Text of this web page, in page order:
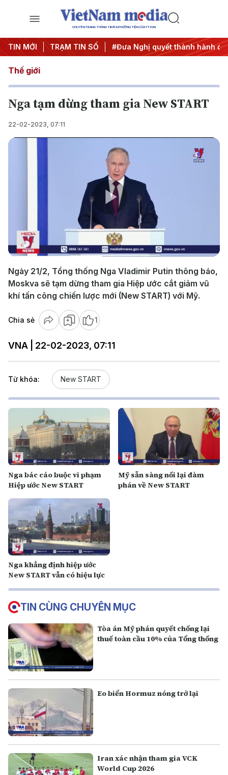
CHUYÊN TRANG THÔNG TIN ĐA PHƯƠNG TIỆN CỦA TTXVN
TIN MỚI TRẠM TIN SỐ
ương 3 #APEC 2027 #Đưa Nghị quyết thành hành
Thế giới
Nga tạm dừng tham gia New START
22-02-2023, 07:11
Play
Video
Ngày 21/2, Tổng thống Nga Vladimir Putin thông báo,
Moskva sẽ tạm dừng tham gia Hiệp ước cắt giảm vũ
khí tấn công chiến lược mới (New START) với Mỹ.
Chia sẻ 1
VNA | 22-02-2023, 07:11
Từ khóa: New START
Nga bác cáo buộc vi phạm
Hiệp ước New START
Mỹ sẵn sàng nối lại đàm
phán về New START
Nga khẳng định hiệp ước
New START vẫn có hiệu lực
TIN CÙNG CHUYÊN MỤC
Tòa án Mỹ phán quyết chống lại
thuế toàn cầu 10% của Tổng thống
Eo biển Hormuz nóng trở lại
Iran xác nhận tham gia VCK
World Cup 2026